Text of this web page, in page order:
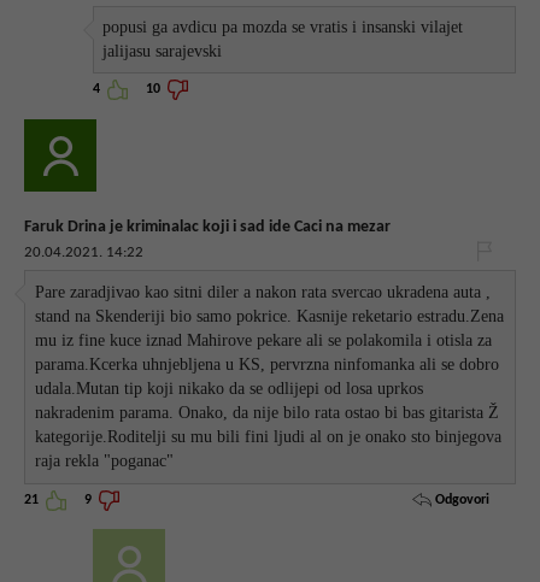
popusi ga avdicu pa mozda se vratis i insanski vilajet
jalijasu sarajevski
4 10
Faruk Drina je kriminalac koji i sad ide Caci na mezar
20.04.2021. 14:22
Pare zaradjivao kao sitni diler a nakon rata svercao ukradena auta ,
stand na Skenderiji bio samo pokrice. Kasnije reketario estradu.Zena
mu iz fine kuce iznad Mahirove pekare ali se polakomila i otisla za
parama.Kcerka uhnjebljena u KS, pervrzna ninfomanka ali se dobro
udala.Mutan tip koji nikako da se odlijepi od losa uprkos
nakradenim parama. Onako, da nije bilo rata ostao bi bas gitarista Ž
kategorije.Roditelji su mu bili fini ljudi al on je onako sto binjegova
raja rekla "poganac"
21 9 Odgovori